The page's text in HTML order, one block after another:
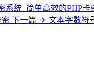
系统_简单高效的PHP卡
下一篇
文本字数符